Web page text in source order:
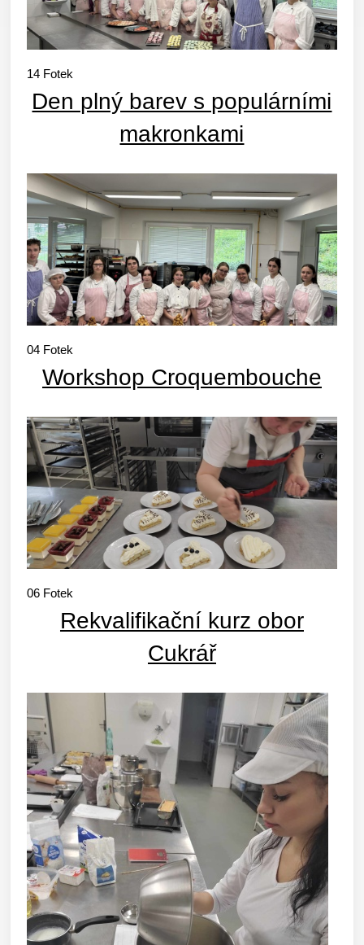
14 Fotek
Den plný barev s populárními
makronkami
04 Fotek
Workshop Croquembouche
06 Fotek
Rekvalifikační kurz obor
Cukrář